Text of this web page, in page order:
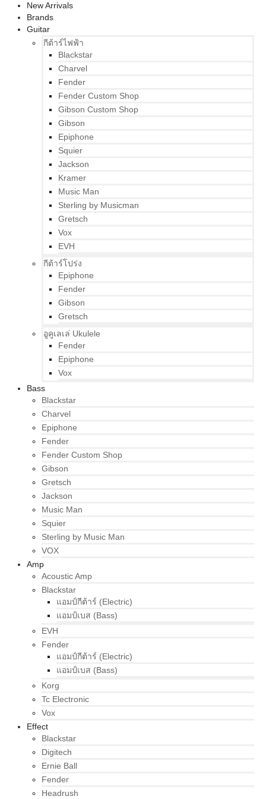
New Arrivals
Brands
Guitar
กีต้าร์ไฟฟ้า
Blackstar
Charvel
Fender
Fender Custom Shop
Gibson Custom Shop
Gibson
Epiphone
Squier
Jackson
Kramer
Music Man
Sterling by Musicman
Gretsch
Vox
EVH
กีต้าร์โปร่ง
Epiphone
Fender
Gibson
Gretsch
อูคูเลเล่ Ukulele
Fender
Epiphone
Vox
Bass
Blackstar
Charvel
Epiphone
Fender
Fender Custom Shop
Gibson
Gretsch
Jackson
Music Man
Squier
Sterling by Music Man
VOX
Amp
Acoustic Amp
Blackstar
แอมป์กีต้าร์ (Electric)
แอมป์เบส (Bass)
EVH
Fender
แอมป์กีต้าร์ (Electric)
แอมป์เบส (Bass)
Korg
Tc Electronic
Vox
Effect
Blackstar
Digitech
Ernie Ball
Fender
Headrush